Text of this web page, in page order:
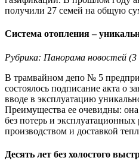
получили 27 семей на общую
Система отопления –
Рубрика: Панорама новостей (3
В трамвайном депо № 5
состоялось подписание акта о
вводе в эксплуатацию
Преимущества ее очевидны: она
без потерь и эксплуатационных
производством и доставкой
Десять лет без холостого